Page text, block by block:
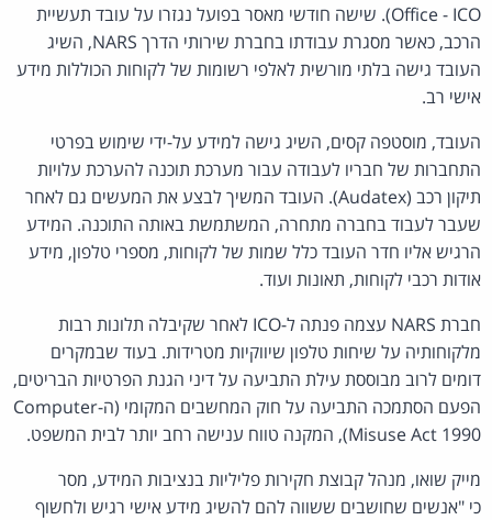
Office - ICO). שישה חודשי מאסר בפועל נגזרו על עובד תעשיית
הרכב, כאשר מסגרת עבודתו בחברת שירותי הדרך NARS, השיג
העובד גישה בלתי מורשית לאלפי רשומות של לקוחות הכוללות מידע
אישי רב.
העובד, מוסטפה קסים, השיג גישה למידע על-ידי שימוש בפרטי
התחברות של חבריו לעבודה עבור מערכת תוכנה להערכת עלויות
תיקון רכב (Audatex). העובד המשיך לבצע את המעשים גם לאחר
שעבר לעבוד בחברה מתחרה, המשתמשת באותה התוכנה. המידע
הרגיש אליו חדר העובד כלל שמות של לקוחות, מספרי טלפון, מידע
אודות רכבי לקוחות, תאונות ועוד.
חברת NARS עצמה פנתה ל-ICO לאחר שקיבלה תלונות רבות
מלקוחותיה על שיחות טלפון שיווקיות מטרידות. בעוד שבמקרים
דומים לרוב מבוססת עילת התביעה על דיני הגנת הפרטיות הבריטים,
הפעם הסתמכה התביעה על חוק המחשבים המקומי (ה-Computer
Misuse Act 1990), המקנה טווח ענישה רחב יותר לבית המשפט.
מייק שואו, מנהל קבוצת חקירות פליליות בנציבות המידע, מסר
כי "אנשים שחושבים ששווה להם להשיג מידע אישי רגיש ולחשוף